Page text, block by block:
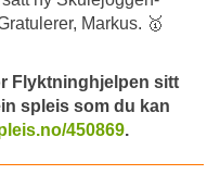
Markus. 🥇
Flyktninghjelpen sitt
spleis som du kan
450869.